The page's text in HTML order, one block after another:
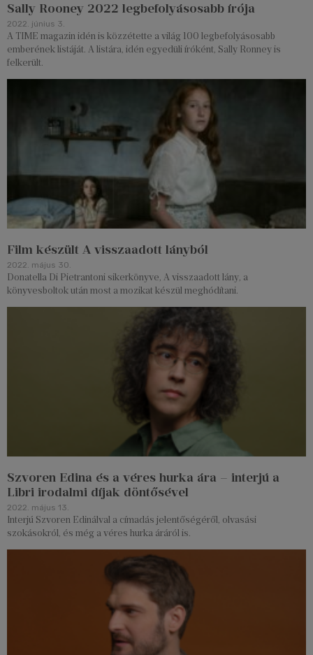
Sally Rooney 2022 legbefolyásosabb írója
2022. június 3.
A TIME magazin idén is közzétette a világ 100 legbefolyásosabb
emberének listáját. A listára, idén egyedüli íróként, Sally Ronney is
felkerült.
Film készült A visszaadott lányból
2022. május 30.
Donatella Di Pietrantoni sikerkönyve, A visszaadott lány, a
könyvesboltok után most a mozikat készül meghódítani.
Szvoren Edina és a véres hurka ára – interjú a
Libri irodalmi díjak döntősével
2022. május 13.
Interjú Szvoren Edinálval a címadás jelentőségéről, olvasási
szokásokról, és még a véres hurka áráról is.